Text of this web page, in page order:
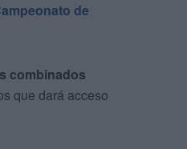
de
combinados
que dará acceso